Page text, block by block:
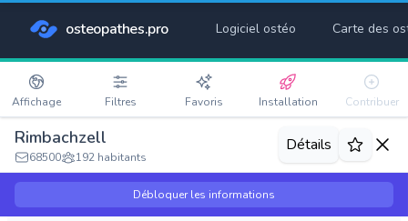
osteopathes.pro Logiciel ostéo Carte des
Affichage Filtres Favoris Installation Contribuer
Rimbachzell
68500 192 habitants
Détails
Débloquer les informations